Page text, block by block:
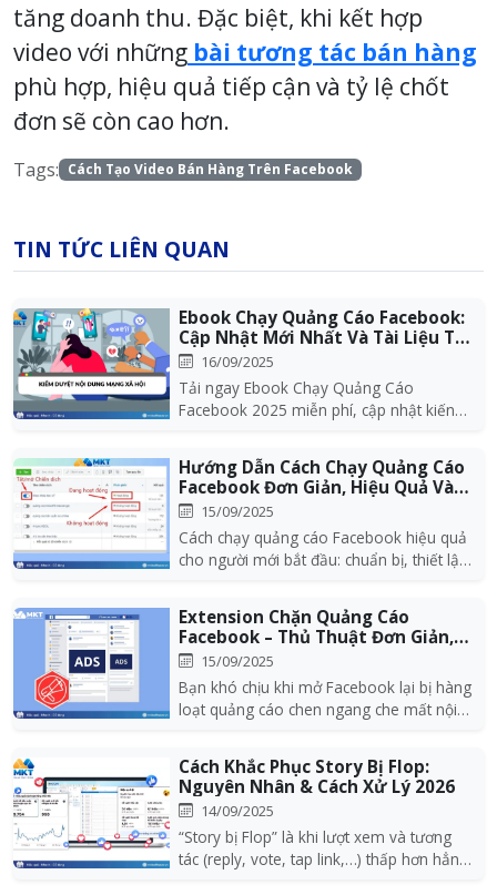
tăng doanh thu. Đặc biệt, khi kết hợp
video với những bài tương tác bán hàng
phù hợp, hiệu quả tiếp cận và tỷ lệ chốt
đơn sẽ còn cao hơn.
Tags: Cách Tạo Video Bán Hàng Trên Facebook
TIN TỨC LIÊN QUAN
Ebook Chạy Quảng Cáo Facebook:
Cập Nhật Mới Nhất Và Tài Liệu Tự
Học Th...
16/09/2025
Tải ngay Ebook Chạy Quảng Cáo
Facebook 2025 miễn phí, cập nhật kiến
Hướng Dẫn Cách Chạy Quảng Cáo
Facebook Đơn Giản, Hiệu Quả Và
Tối Ưu Ch...
15/09/2025
Cách chạy quảng cáo Facebook hiệu quả
cho người mới bắt đầu: chuẩn bị, thiết lập
Extension Chặn Quảng Cáo
Facebook – Thủ Thuật Đơn Giản,
Hiệu Quả 2026
15/09/2025
Bạn khó chịu khi mở Facebook lại bị hàng
loạt quảng cáo chen ngang che mất nội
Cách Khắc Phục Story Bị Flop:
Nguyên Nhân & Cách Xử Lý 2026
14/09/2025
“Story bị Flop” là khi lượt xem và tương
tác (reply, vote, tap link,…) thấp hơn hẳn